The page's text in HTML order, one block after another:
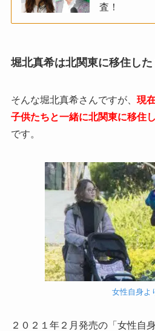
査！
堀北真希は北関東に移住した
そんな堀北真希さんですが、 現
子供たちと一緒に北関東に移住
です。
女性自身よ
２０２１年２月発売の「女性自